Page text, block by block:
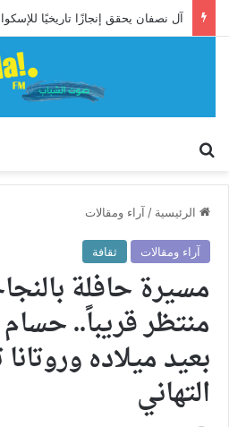
الرئيسية / آراء ومقالات
آراء ومقالات ثقافة
مسيرة حافلة
منتظر قريباً..
بعيد ميلاده
التهاني